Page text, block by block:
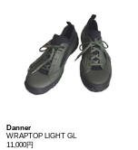
Danner
WRAPTOP LIGHT GL
11,000円